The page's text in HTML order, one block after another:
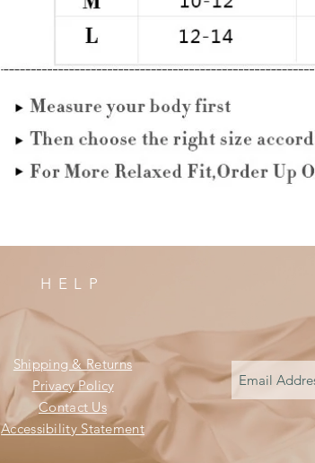
HELP
Shipping & Returns
Privacy Policy
Contact Us
Accessibility Statement